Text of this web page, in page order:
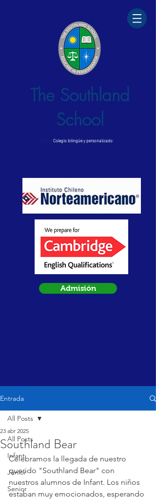
The Southland
School
EDUCARE IN PERSEVERANTIA
Colegio bilingüe y personalizado
Admisión
Entrada
All Posts
Infant
Junior
Senior
All Posts
Southland Bear
23 abr 2025
Celebramos la llegada de nuestro
querido "Southland Bear" con
nuestros alumnos de Infant. Los niños
estaban muy emocionados, esperando